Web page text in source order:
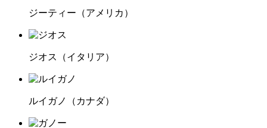
ジーティー （アメリカ）
ジオス （イタリア）
ルイガノ （カナダ）